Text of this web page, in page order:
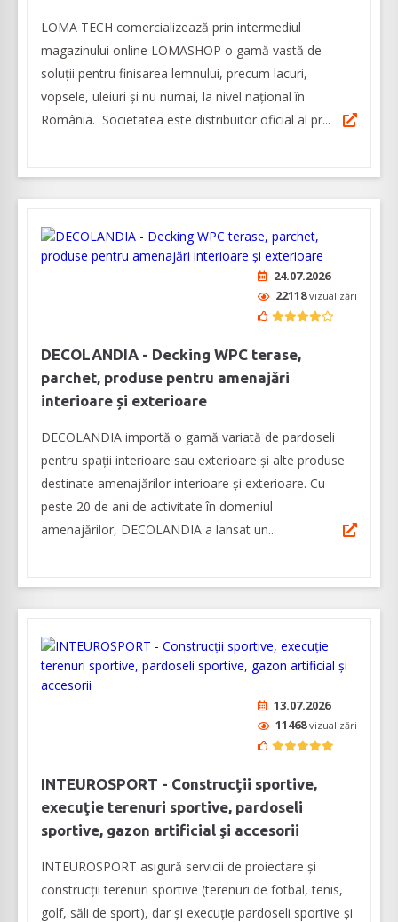
LOMA TECH comercializează prin intermediul
magazinului online LOMASHOP o gamă vastă de
soluții pentru finisarea lemnului, precum lacuri,
vopsele, uleiuri și nu numai, la nivel național în
România. Societatea este distribuitor oficial al pr...
24.07.2026
22118vizualizări
DECOLANDIA - Decking WPC terase,
parchet, produse pentru amenajări
interioare și exterioare
DECOLANDIA importă o gamă variată de pardoseli
pentru spații interioare sau exterioare și alte produse
destinate amenajărilor interioare și exterioare. Cu
peste 20 de ani de activitate în domeniul
amenajărilor, DECOLANDIA a lansat un...
13.07.2026
11468vizualizări
INTEUROSPORT - Construcţii sportive,
execuţie terenuri sportive, pardoseli
sportive, gazon artificial şi accesorii
INTEUROSPORT asigură servicii de proiectare şi
construcţii terenuri sportive (terenuri de fotbal, tenis,
golf, săli de sport), dar şi execuţie pardoseli sportive şi